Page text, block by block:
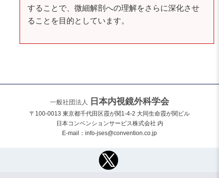
することで、微細解剖への理解をさらに深化させ
ることを目的としています。
一般社団法人 日本内視鏡外科学会
〒100-0013 東京都千代田区霞が関1-4-2 大同生命霞が関ビル
日本コンベンションサービス株式会社 内
E-mail： info-jses@convention.co.jp